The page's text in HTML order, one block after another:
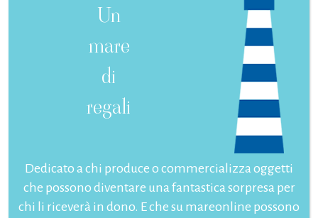
Un
mare
di
regali
Dedicato a chi produce o commercializza oggetti
che possono diventare una fantastica sorpresa per
chi li riceverà in dono. E che su mareonline possono